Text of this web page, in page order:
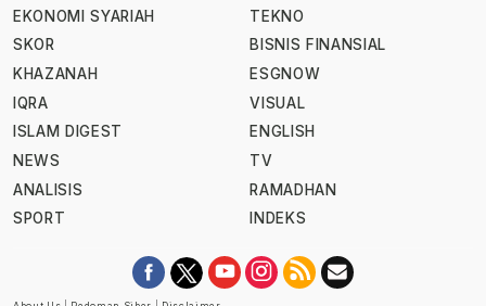
EKONOMI SYARIAH
SKOR
KHAZANAH
IQRA
ISLAM DIGEST
NEWS
ANALISIS
SPORT
TEKNO
BISNIS FINANSIAL
ESGNOW
VISUAL
ENGLISH
TV
RAMADHAN
INDEKS